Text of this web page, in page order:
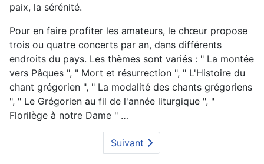
paix, la sérénité.
Pour en faire profiter les amateurs, le chœur propose
trois ou quatre concerts par an, dans différents
endroits du pays. Les thèmes sont variés : " La montée
vers Pâques ", " Mort et résurrection ", " L'Histoire du
chant grégorien ", " La modalité des chants grégoriens
", " Le Grégorien au fil de l'année liturgique ", "
Florilège à notre Dame " …
Suivant